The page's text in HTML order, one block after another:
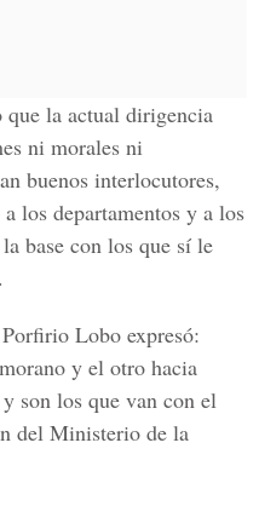
la actual dirigencia
ni morales ni
buenos interlocutores,
los departamentos y a los
base con los que sí le
Lobo expresó:
y el otro hacia
son los que van con el
del Ministerio de la